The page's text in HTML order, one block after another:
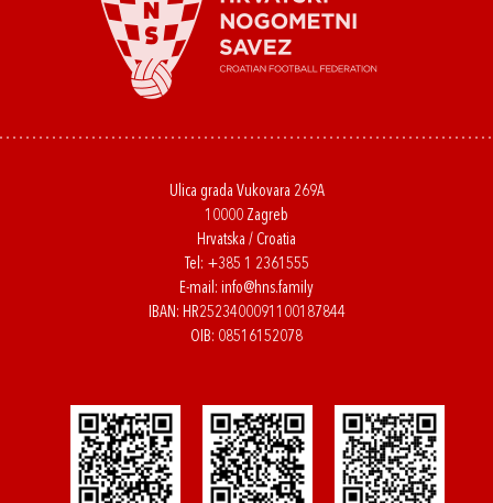
Ulica grada Vukovara 269A
10000 Zagreb
Hrvatska / Croatia
Tel: +385 1 2361555
E-mail: info@hns.family
IBAN: HR2523400091100187844
OIB: 08516152078